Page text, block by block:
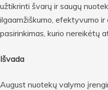
užtikrinti švarų ir saugų
ilgaamžiškumo, efektyvumo
pasirinkimas, kurio nereikėtų
Išvada
August nuotekų valymo